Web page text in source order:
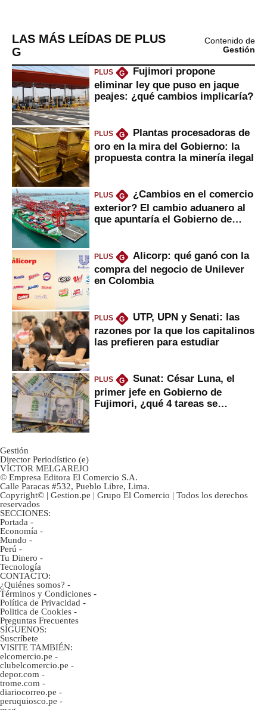
LAS MÁS LEÍDAS DE PLUS
G
Contenido de
Gestión
PLUS G
Fujimori propone
eliminar ley que puso en jaque
peajes: ¿qué cambios implicaría?
PLUS G
Plantas procesadoras de
oro en la mira del Gobierno: la
propuesta contra la minería ilegal
PLUS G
¿Cambios en el comercio
exterior? El cambio aduanero al
que apuntaría el Gobierno de
PLUS G
Alicorp: qué ganó con la
compra del negocio de Unilever
en Colombia
PLUS G
UTP, UPN y Senati: las
razones por la que los capitalinos
las prefieren para estudiar
PLUS G
Sunat: César Luna, el
primer jefe en Gobierno de
Fujimori, ¿qué 4 tareas se
Gestión
Director Periodístico (e)
VÍCTOR MELGAREJO
© Empresa Editora El Comercio S.A.
Calle Paracas #532, Pueblo Libre, Lima.
Copyright© | Gestion.pe | Grupo El Comercio | Todos los derechos
reservados
SECCIONES:
Portada -
Economía -
Mundo -
Perú -
Tu Dinero -
Tecnología
CONTACTO:
¿Quiénes somos? -
Términos y Condiciones -
Política de Privacidad -
Politica de Cookies -
Preguntas Frecuentes
SÍGUENOS:
Suscríbete
VISITE TAMBIÉN:
elcomercio.pe -
clubelcomercio.pe -
depor.com -
trome.com -
diariocorreo.pe -
peruquiosco.pe -